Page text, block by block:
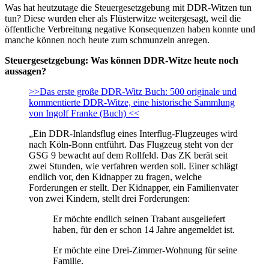
Was hat heutzutage die Steuergesetzgebung mit DDR-Witzen tun
tun? Diese wurden eher als Flüsterwitze weitergesagt, weil die
öffentliche Verbreitung negative Konsequenzen haben konnte und
manche können noch heute zum schmunzeln anregen.
Steuergesetzgebung: Was können DDR-Witze heute noch
aussagen?
>>Das erste große DDR-Witz Buch: 500 originale und
kommentierte DDR-Witze, eine historische Sammlung
von Ingolf Franke (Buch) <<
„Ein DDR-Inlandsflug eines Interflug-Flugzeuges wird
nach Köln-Bonn entführt. Das Flugzeug steht von der
GSG 9 bewacht auf dem Rollfeld. Das ZK berät seit
zwei Stunden, wie verfahren werden soll. Einer schlägt
endlich vor, den Kidnapper zu fragen, welche
Forderungen er stellt. Der Kidnapper, ein Familienvater
von zwei Kindern, stellt drei Forderungen:
Er möchte endlich seinen Trabant ausgeliefert
haben, für den er schon 14 Jahre angemeldet ist.
Er möchte eine Drei-Zimmer-Wohnung für seine
Familie.